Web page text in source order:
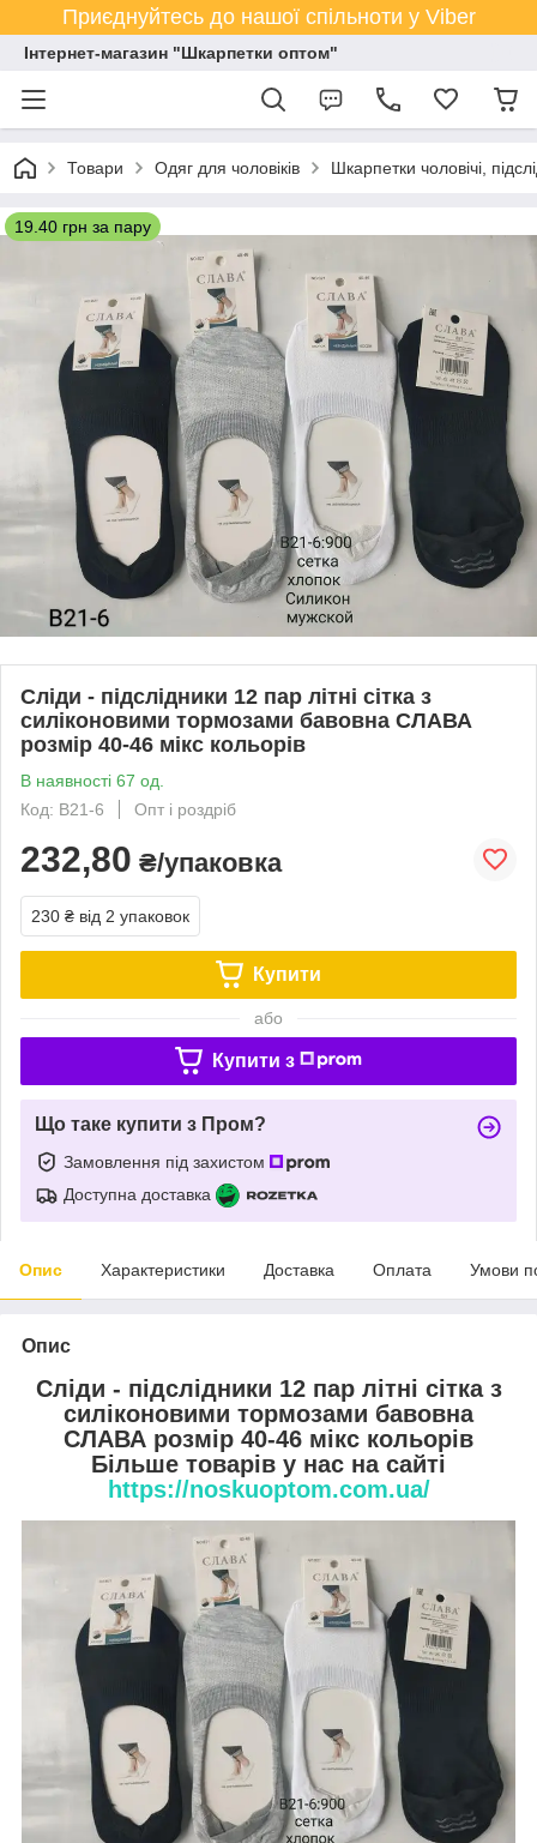
Приєднуйтесь до нашої спільноти у Viber
Інтернет-магазин "Шкарпетки оптом"
Товари Одяг для чоловіків Шкарпетки чоловічі,
19.40 грн за пару
Сліди - підслідники 12 пар літні сітка з
силіконовими тормозами бавовна СЛАВА
розмір 40-46 мікс кольорів
В наявності 67 од.
Код: B21-6
Опт і роздріб
232,80 ₴/упаковка
230 ₴ від 2 упаковок
Купити
або
Купити з
Що таке купити з Пром?
Замовлення під захистом
Доступна доставка
Опис Характеристики Доставка Оплата Умови
Опис
Сліди - підслідники 12 пар літні сітка з
силіконовими тормозами бавовна
СЛАВА розмір 40-46 мікс кольорів
Більше товарів у нас на сайті
https://noskuoptom.com.ua/